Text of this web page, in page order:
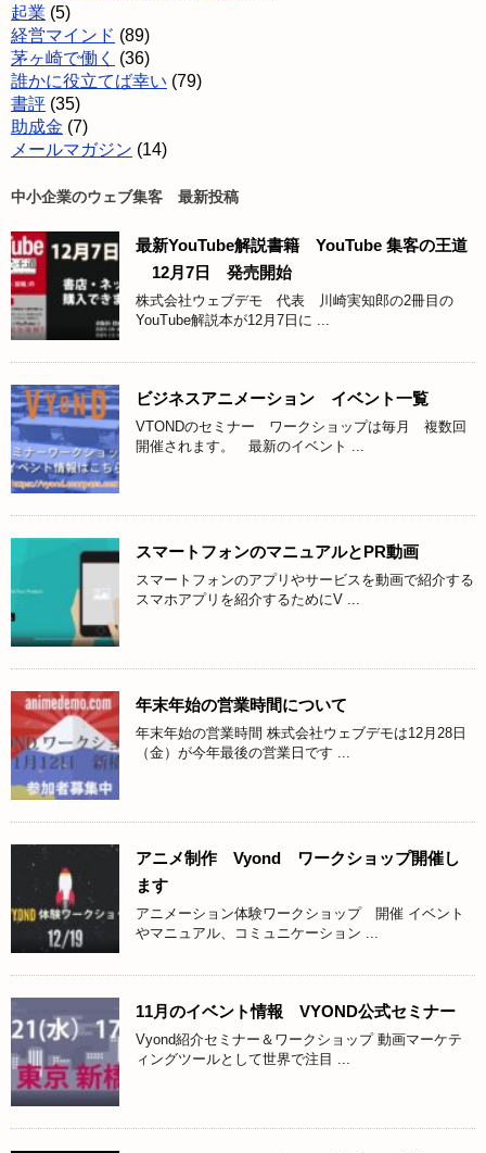
起業 (5)
経営マインド (89)
茅ヶ崎で働く
(36)
誰かに役立てば幸い (79)
書評 (35)
助成金 (7)
メールマガジン (14)
中小企業のウェブ集客 最新投稿
最新YouTube解説書籍 YouTube 集客の王道
12月7日 発売開始
株式会社ウェブデモ 代表 川崎実知郎の2冊目の
YouTube解説本が12月7日に ...
ビジネスアニメーション イベント一覧
VTONDのセミナー ワークショップは毎月 複数回
開催されます。 最新のイベント ...
スマートフォンのマニュアルとPR動画
スマートフォンのアプリやサービスを動画で紹介する
スマホアプリを紹介するためにV ...
年末年始の営業時間について
年末年始の営業時間 株式会社ウェブデモは12月28日
（金）が今年最後の営業日です ...
アニメ制作 Vyond ワークショップ開催し
ます
アニメーション体験ワークショップ 開催 イベント
やマニュアル、コミュニケーション ...
11月のイベント情報 VYOND公式セミナー
Vyond紹介セミナー＆ワークショップ 動画マーケテ
ィングツールとして世界で注目 ...